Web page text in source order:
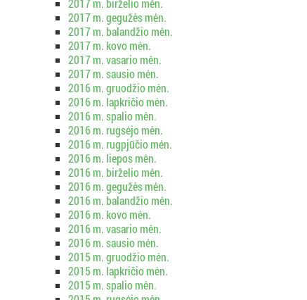
2017 m. birželio mėn.
2017 m. gegužės mėn.
2017 m. balandžio mėn.
2017 m. kovo mėn.
2017 m. vasario mėn.
2017 m. sausio mėn.
2016 m. gruodžio mėn.
2016 m. lapkričio mėn.
2016 m. spalio mėn.
2016 m. rugsėjo mėn.
2016 m. rugpjūčio mėn.
2016 m. liepos mėn.
2016 m. birželio mėn.
2016 m. gegužės mėn.
2016 m. balandžio mėn.
2016 m. kovo mėn.
2016 m. vasario mėn.
2016 m. sausio mėn.
2015 m. gruodžio mėn.
2015 m. lapkričio mėn.
2015 m. spalio mėn.